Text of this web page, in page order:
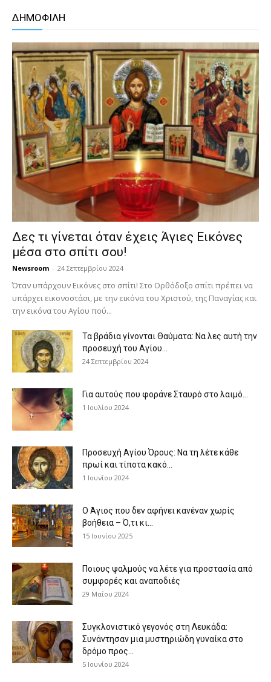
ΔΗΜΟΦΙΛΗ
Δες τι γίνεται όταν έχεις Άγιες Εικόνες
μέσα στο σπίτι σου!
Newsroom - 24 Σεπτεμβρίου 2024
Όταν υπάρχουν Εικόνες στο σπίτι! Στο Ορθόδοξο σπίτι πρέπει να
υπάρχει εικονοστάσι, με την εικόνα του Χριστού, της Παν­αγίας και
την εικόνα του Αγίου πού...
Τα βράδια γίνονται Θαύματα: Να λες αυτή την
προσευχή του Αγίου...
24 Σεπτεμβρίου 2024
Για αυτούς που φοράνε Σταυρό στο λαιμό…
1 Ιουλίου 2024
Προσευχή Αγίου Όρους: Να τη λέτε κάθε
πρωί και τίποτα κακό...
1 Ιουνίου 2024
Ο Άγιος που δεν αφήνει κανέναν χωρίς
βοήθεια – Ό,τι κι...
15 Ιουνίου 2025
Ποιους ψαλμούς να λέτε για προστασία από
συμφορές και αναποδιές
29 Μαΐου 2024
Συγκλονιστικό γεγονός στη Λευκάδα:
Συνάντησαν μια μυστηριώδη γυναίκα στο
δρόμο προς...
5 Ιουνίου 2024